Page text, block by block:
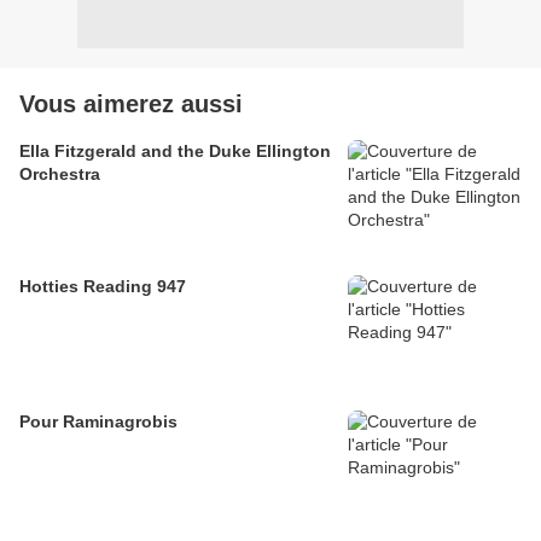
Vous aimerez aussi
Ella Fitzgerald and the Duke Ellington
Orchestra
Hotties Reading 947
Pour Raminagrobis